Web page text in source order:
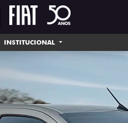
INSTITUCIONAL